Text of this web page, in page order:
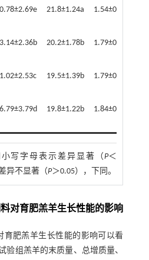
21.8±1.24a 1.54±0.02c
20.2±1.78b 1.79±0.14b
19.5±1.39b 1.79±0.06b
19.8±1.22b 1.84±0.03b
写字母表示差异显著（P＜
异不显著（P＞0.05），下同。
对育肥羔羊生长性能的影响
育肥羔羊生长性能的影响可以看
验组羔羊的末质量、总增质量、